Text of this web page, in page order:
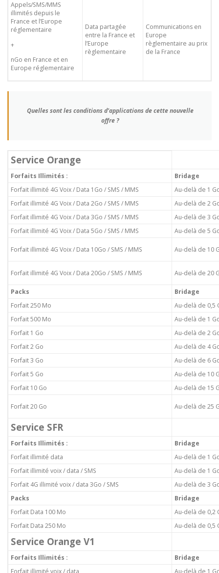
Appels/SMS/MMS
illimités depuis le
France et l’Europe
réglementaire
+
nGo en France et en
Europe réglementaire
Data partagée
entre la France et
l’Europe
règlementaire
Communications en
Europe
règlementaire au prix
de la France
Quelles sont les conditions d’applications de cette nouvelle
offre ?
Service Orange
Forfaits Illimités :
Bridage
Forfait illimité 4G Voix / Data 1Go / SMS / MMS
Au-delà de 1
Forfait illimité 4G Voix / Data 2Go / SMS / MMS
Au-delà de 2
Forfait illimité 4G Voix / Data 3Go / SMS / MMS
Au-delà de 3
Forfait illimité 4G Voix / Data 5Go / SMS / MMS
Au-delà de 5
Forfait illimité 4G Voix / Data 10Go / SMS / MMS Au-delà de 10
Forfait illimité 4G Voix / Data 20Go / SMS / MMS Au-delà de 20
Packs
Bridage
Forfait 250 Mo
Au-delà de 0,5
Forfait 500 Mo
Au-delà de 1
Forfait 1 Go
Au-delà de 2
Forfait 2 Go
Au-delà de 4
Forfait 3 Go
Au-delà de 6
Forfait 5 Go
Au-delà de 10
Forfait 10 Go
Au-delà de 15
Forfait 20 Go Au-delà de 25
Service SFR
Forfaits Illimités :
Bridage
Forfait illimité data
Au-delà de 1
Forfait illimité voix / data / SMS
Au-delà de 1
Forfait 4G illimité voix / data 3Go / SMS
Au-delà de 3
Packs
Bridage
Forfait Data 100 Mo
Au-delà de 0,2
Forfait Data 250 Mo
Au-delà de 0,5
Service Orange V1
Forfaits Illimités :
Bridage